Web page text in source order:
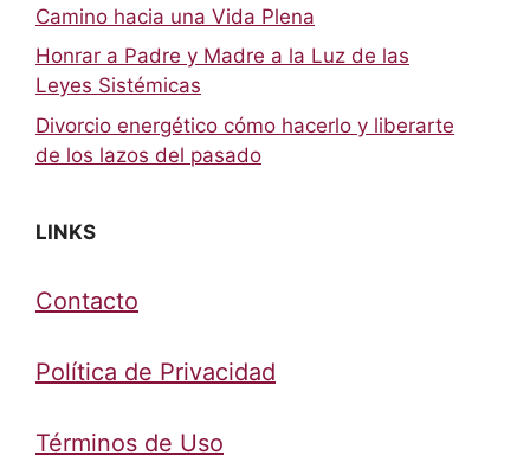
Camino hacia una Vida Plena
Honrar a Padre y Madre a la Luz de las
Leyes Sistémicas
Divorcio energético cómo hacerlo y liberarte
de los lazos del pasado
LINKS
Contacto
Política de Privacidad
Términos de Uso